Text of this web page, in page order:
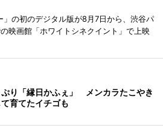
の初のデジタル版が8月7日から、渋谷パ
映画館「ホワイトシネクイント」で上映
り「縁日かふぇ」 メンカラたこやき
育てたイチゴも